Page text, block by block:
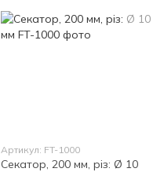
Артикул: FT-1000
Секатор, 200 мм, різ: Ø 10